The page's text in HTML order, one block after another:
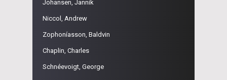
Johansen, Jannik
Niccol, Andrew
Zophoníasson, Baldvin
Chaplin, Charles
Schnéevoigt, George